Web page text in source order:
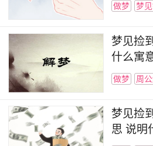
做梦 梦
梦见捡
什么寓
做梦 周
梦见捡
思 说明